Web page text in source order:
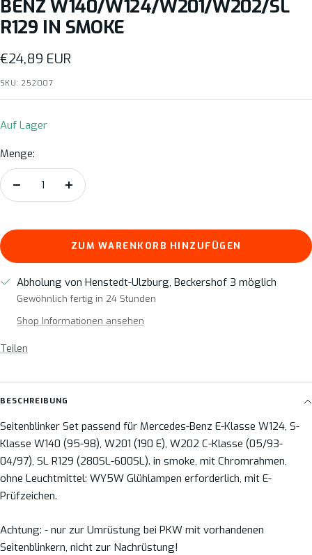
BENZ W140/W124/W201/W202/SL
R129 IN SMOKE
Angebotspreis
€24,89 EUR
SKU: 252007
Auf Lager
Menge:
Menge
Menge
ZUM WARENKORB HINZUFÜGEN
Abholung von Henstedt-Ulzburg, Beckershof 3 möglich
Gewöhnlich fertig in 24 Stunden
Shop Informationen ansehen
Teilen
BESCHREIBUNG
Seitenblinker Set passend für Mercedes-Benz E-Klasse W124, S-
Klasse W140 (95-98), W201 (190 E), W202 C-Klasse (05/93-
04/97), SL R129 (280SL-600SL). in smoke, mit Chromrahmen,
ohne Leuchtmittel: WY5W Glühlampen erforderlich, mit E-
Prüfzeichen.
Achtung: - nur zur Umrüstung bei PKW mit vorhandenen
Seitenblinkern, nicht zur Nachrüstung!